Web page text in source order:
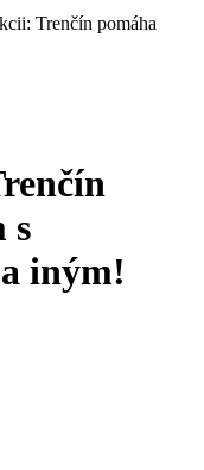
Trenčín pomáha
s
iným!